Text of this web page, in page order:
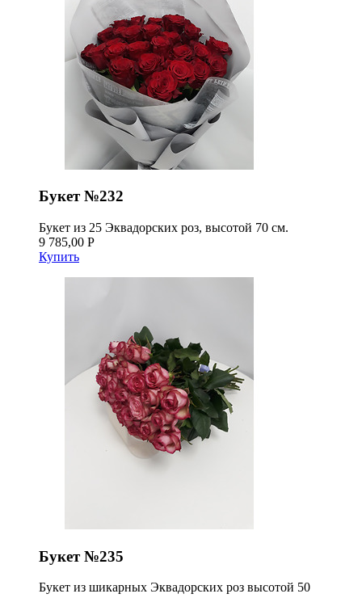
Букет №232
Букет из 25 Эквадорских роз, высотой 70 см.
9 785,00 Р
Купить
Букет №235
Букет из шикарных Эквадорских роз высотой 50